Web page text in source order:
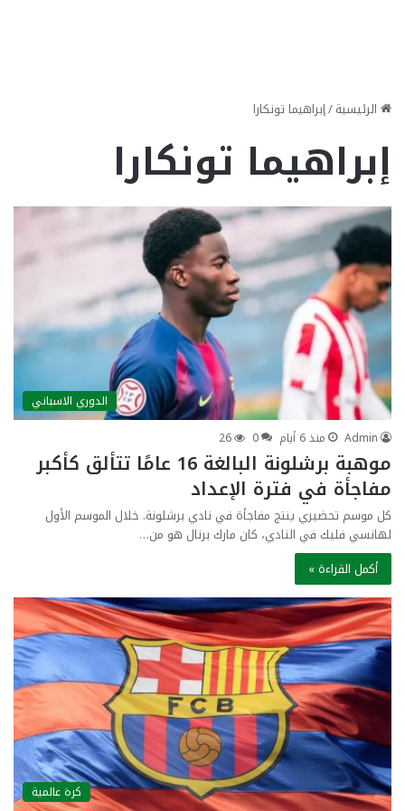
الرئيسية/إبراهيما تونكارا
إبراهيما تونكارا
الدوري الاسباني
Admin
منذ 6 أيام 0
26
موهبة برشلونة البالغة 16 عامًا تتألق كأكبر
مفاجأة في فترة الإعداد
كل موسم تحضيري ينتج مفاجأة في نادي برشلونة. خلال الموسم الأول
لهانسي فليك في النادي، كان مارك برنال هو من…
أكمل القراءة »
كرة عالمية